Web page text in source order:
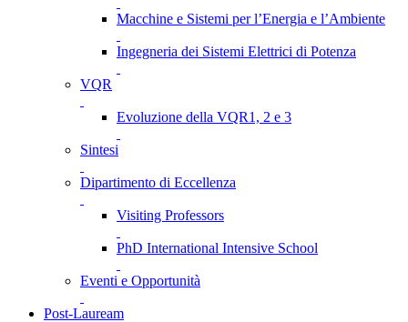
Macchine e Sistemi per l’Energia e l’Ambiente
Ingegneria dei Sistemi Elettrici di Potenza
VQR
Evoluzione della VQR1, 2 e 3
Sintesi
Dipartimento di Eccellenza
Visiting Professors
PhD International Intensive School
Eventi e Opportunità
Post-Lauream